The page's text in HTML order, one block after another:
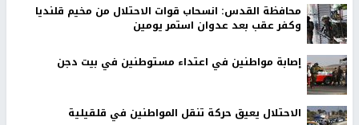
محافظة القدس: انسحاب قوات الاحتلال من مخيم قلنديا
وكفر عقب بعد عدوان استمر يومين
إصابة مواطنين في اعتداء مستوطنين في بيت دجن
الاحتلال يعيق حركة تنقل المواطنين في قلقيلية